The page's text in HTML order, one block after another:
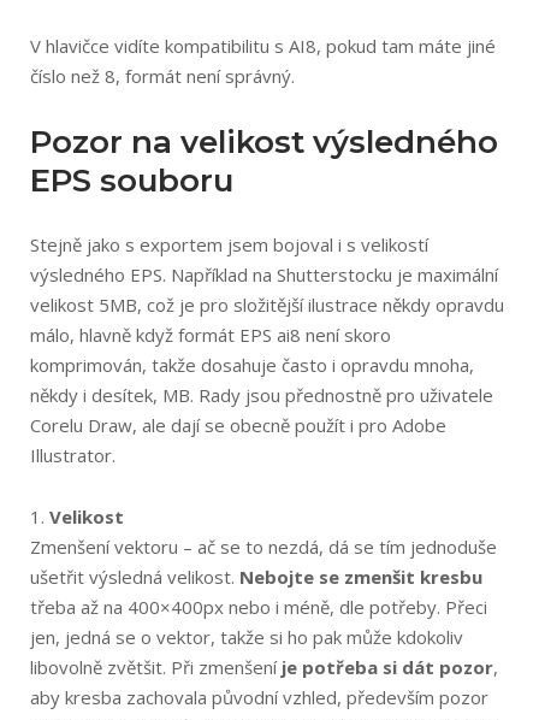
V hlavičce vidíte kompatibilitu s AI8, pokud tam máte jiné
číslo než 8, formát není správný.
Pozor na velikost výsledného
EPS souboru
Stejně jako s exportem jsem bojoval i s velikostí
výsledného EPS. Například na Shutterstocku je maximální
velikost 5MB, což je pro složitější ilustrace někdy opravdu
málo, hlavně když formát EPS ai8 není skoro
komprimován, takže dosahuje často i opravdu mnoha,
někdy i desítek, MB. Rady jsou přednostně pro uživatele
Corelu Draw, ale dají se obecně použít i pro Adobe
Illustrator.
1. Velikost
Zmenšení vektoru – ač se to nezdá, dá se tím jednoduše
ušetřit výsledná velikost. Nebojte se zmenšit kresbu
třeba až na 400×400px nebo i méně, dle potřeby. Přeci
jen, jedná se o vektor, takže si ho pak může kdokoliv
libovolně zvětšit. Při zmenšení je potřeba si dát pozor,
aby kresba zachovala původní vzhled, především pozor